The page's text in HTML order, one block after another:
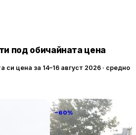
спортен клуб.
под обичайната цена
си цена за 14–16 август 2026 · средно
−60%